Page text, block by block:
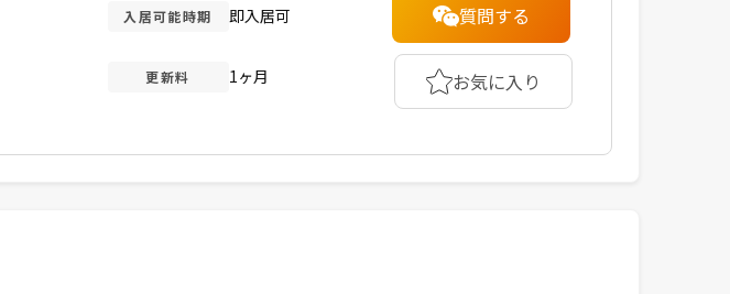
入居可能時期 即入居可
更新料 1ヶ月
質問する
お気に入り